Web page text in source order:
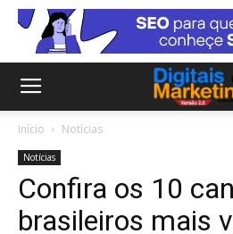
Início Notícias
Notícias
Confira os 10
brasileiros mais